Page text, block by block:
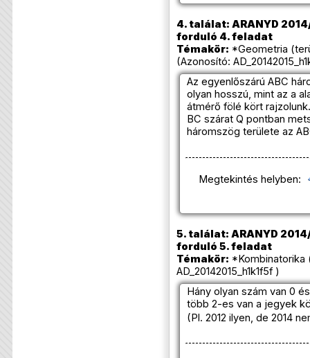
4. találat: ARANYD
forduló 4. feladat
Témakör: *Geometria
(Azonosító:
Az egyenlőszárú ABC
olyan hosszú, mint az a
átmérő fölé kört
BC szárat Q pontban
háromszög területe az
Megtekintés helyben:
5. találat: ARANYD
forduló 5. feladat
Témakör:
AD_20142015_h1k1f5f )
Hány olyan szám van 0
több 2-es van a jegyek
(Pl. 2012 ilyen, de 2014